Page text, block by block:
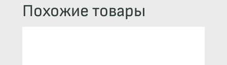
Похожие товары